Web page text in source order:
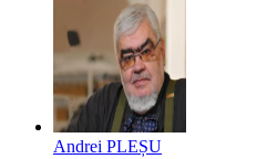
Andrei PLEȘU